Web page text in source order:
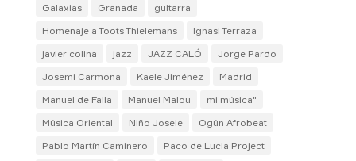
Galaxias
Granada
guitarra
Homenaje a Toots Thielemans
Ignasi Terraza
javier colina
jazz JAZZ CALÓ
Jorge Pardo
Josemi Carmona
Kaele Jiménez
Madrid
Manuel de Falla
Manuel Malou
mi música"
Música Oriental
Niño Josele
Ogún Afrobeat
Pablo Martín Caminero
Paco de Lucia Project